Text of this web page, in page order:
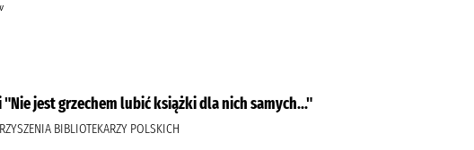
jest grzechem lubić książki dla nich samych..."
BIBLIOTEKARZY POLSKICH